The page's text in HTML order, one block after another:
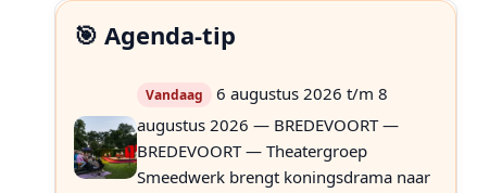
🎯 Agenda-tip
Vandaag
6 augustus 2026 t/m 8
augustus 2026 — BREDEVOORT —
BREDEVOORT — Theatergroep
Smeedwerk brengt koningsdrama naar